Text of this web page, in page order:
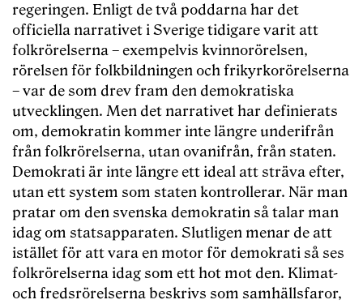
regeringen. Enligt de två poddarna har det
officiella narrativet i Sverige tidigare varit att
folkrörelserna – exempelvis kvinnorörelsen,
rörelsen för folkbildningen och frikyrkorörelserna
– var de som drev fram den demokratiska
utvecklingen. Men det narrativet har definierats
om, demokratin kommer inte längre underifrån
från folkrörelserna, utan ovanifrån, från staten.
Demokrati är inte längre ett ideal att sträva efter,
utan ett system som staten kontrollerar. När man
pratar om den svenska demokratin så talar man
idag om statsapparaten. Slutligen menar de att
istället för att vara en motor för demokrati så ses
folkrörelserna idag som ett hot mot den. Klimat-
och fredsrörelserna beskrivs som samhällsfaror,